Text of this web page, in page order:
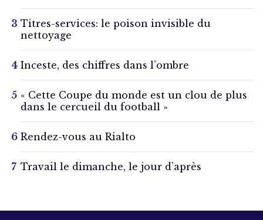
Titres-services: le poison invisible du
nettoyage
Inceste, des chiffres dans l’ombre
« Cette Coupe du monde est un clou de plus
dans le cercueil du football »
Rendez-vous au Rialto
Travail le dimanche, le jour d’après